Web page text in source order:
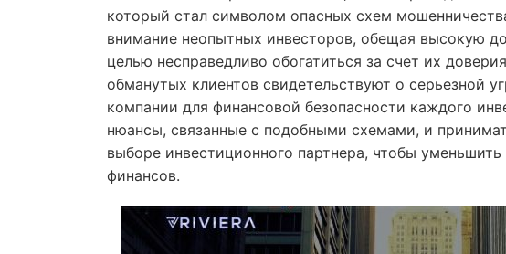
который стал символом опасных схем
внимание неопытных инвесторов, обещая высокую
целью несправедливо обогатиться за счет их
обманутых клиентов свидетельствуют о серьезной
компании для финансовой безопасности каждого
нюансы, связанные с подобными схемами, и
выборе инвестиционного партнера, чтобы
финансов.